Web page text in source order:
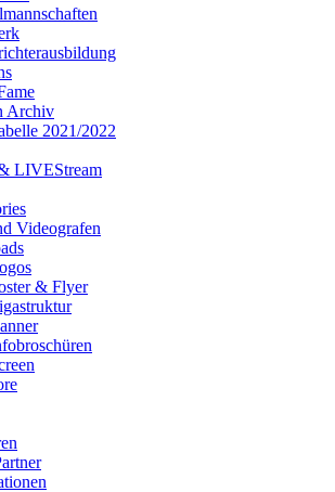
Archiv
2021/2022
LIVEStream
Videografen
& Flyer